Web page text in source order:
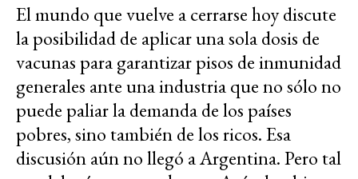
El mundo que vuelve a cerrarse hoy discute
la posibilidad de aplicar una sola dosis de
vacunas para garantizar pisos de inmunidad
generales ante una industria que no sólo no
puede paliar la demanda de los países
pobres, sino también de los ricos. Esa
discusión aún no llegó a Argentina. Pero tal